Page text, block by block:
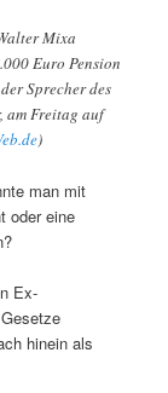
Mixa
Euro Pension
Sprecher des
am Freitag auf
)
man mit
oder eine
Ex-
hinein als